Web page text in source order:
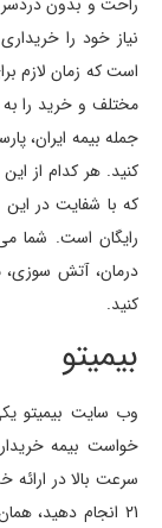
نیاز خود را
است که زمان لازم
مختلف و خرید را
جمله بیمه ایران،
کنید. هر کدام از
که با شفایت در
رایگان است. شما
درمان، آتش سوزی،
کنید.
بیمیتو
وب سایت بیمیتو
خواست بیمه
سرعت بالا در
21 انجام دهید،